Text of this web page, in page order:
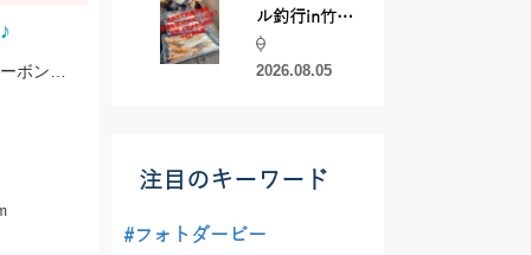
ル釣行in竹宝
丸様 釣り方で
釣果が激変！
2026.08.05
注目のキーワード
#フォトダービー